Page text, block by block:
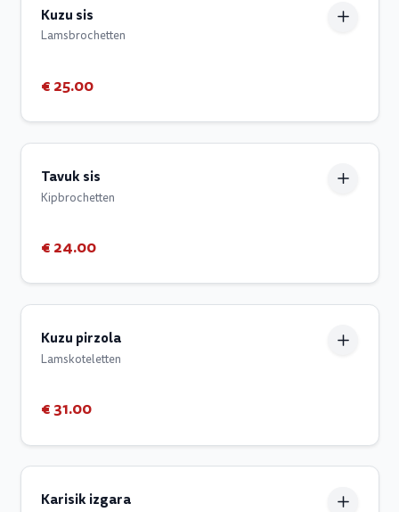
Kuzu sis
Lamsbrochetten
€ 25.00
Tavuk sis
Kipbrochetten
€ 24.00
Kuzu pirzola
Lamskoteletten
€ 31.00
Karisik izgara